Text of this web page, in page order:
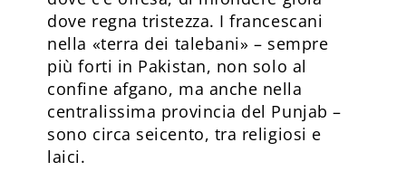
dove regna tristezza. I francescani
nella «terra dei talebani» – sempre
più forti in Pakistan, non solo al
confine afgano, ma anche nella
centralissima provincia del Punjab –
sono circa seicento, tra religiosi e
laici.